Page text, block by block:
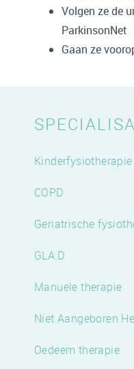
Kinderfysiotherapie
COPD
Geriatrische
GLA:D
Manuele therapie
Niet Aangeboren
Oedeem therapie
Volgen ze de
ParkinsonNet
Gaan ze